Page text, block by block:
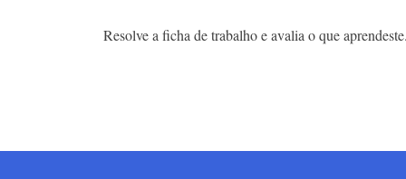
Resolve a ficha de trabalho e avalia o que